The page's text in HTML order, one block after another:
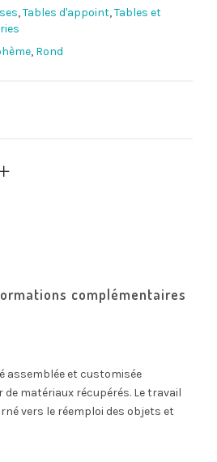
,Tables d'appoint,Tables et
, Rond
complémentaires
assemblée et customisée
matériaux récupérés. Le travail
vers le réemploi des objets et